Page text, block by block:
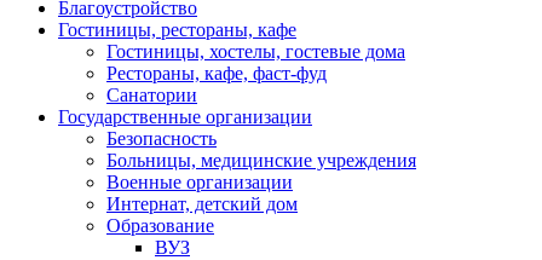
Благоустройство
Гостиницы, рестораны, кафе
Гостиницы, хостелы, гостевые дома
Рестораны, кафе, фаст-фуд
Санатории
Государственные организации
Безопасность
Больницы, медицинские учреждения
Военные организации
Интернат, детский дом
Образование
ВУЗ